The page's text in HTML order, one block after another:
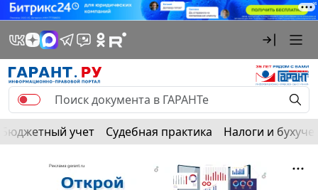
Бюджетный учет Судебная практика Налоги и